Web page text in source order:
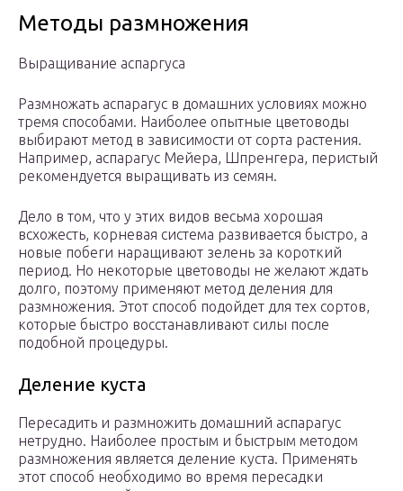
Методы размножения
Выращивание аспаргуса
Размножать аспарагус в домашних условиях можно
тремя способами. Наиболее опытные цветоводы
выбирают метод в зависимости от сорта растения.
Например, аспарагус Мейера, Шпренгера, перистый
рекомендуется выращивать из семян.
Дело в том, что у этих видов весьма хорошая
всхожесть, корневая система развивается быстро, а
новые побеги наращивают зелень за короткий
период. Но некоторые цветоводы не желают ждать
долго, поэтому применяют метод деления для
размножения. Этот способ подойдет для тех сортов,
которые быстро восстанавливают силы после
подобной процедуры.
Деление куста
Пересадить и размножить домашний аспарагус
нетрудно. Наиболее простым и быстрым методом
размножения является деление куста. Применять
этот способ необходимо во время пересадки